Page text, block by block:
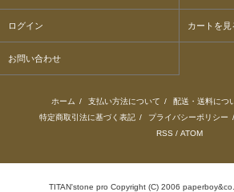
ログイン カートを見
お問い合わせ
ホーム / 支払い方法について / 配送・送料につ
特定商取引法に基づく表記 / プライバシーポリシー /
RSS / ATOM
TITAN'stone pro Copyright (C) 2006